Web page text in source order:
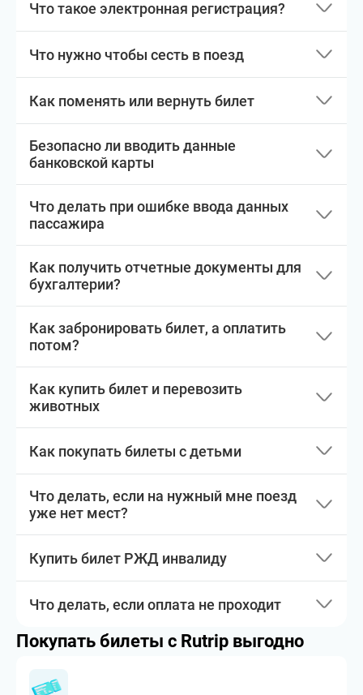
Что такое электронная регистрация?
Что нужно чтобы сесть в поезд
Как поменять или вернуть билет
Безопасно ли вводить данные
банковской карты
Что делать при ошибке ввода данных
пассажира
Как получить отчетные документы для
бухгалтерии?
Как забронировать билет, а оплатить
потом?
Как купить билет и перевозить
животных
Как покупать билеты с детьми
Что делать, если на нужный мне поезд
уже нет мест?
Купить билет РЖД инвалиду
Что делать, если оплата не проходит
Покупать билеты с Rutrip выгодно